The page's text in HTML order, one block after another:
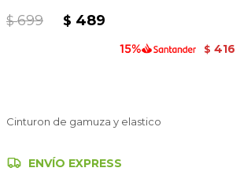
$ 699 $ 489
$ 416
Cinturon de gamuza y elastico
ENVÍO EXPRESS